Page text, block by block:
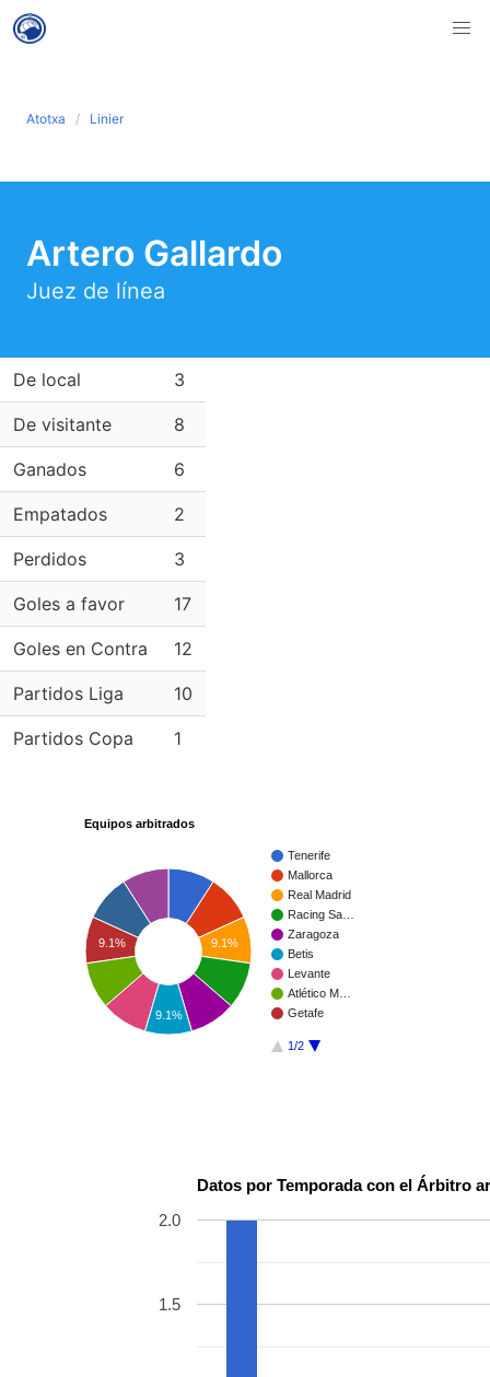
Atotxa Linier
Artero Gallardo
Juez de línea
De local 3
De visitante 8
Ganados 6
Empatados 2
Perdidos 3
Goles a favor 17
Goles en Contra 12
Partidos Liga 10
Partidos Copa 1
Equipos arbitrados
Tenerife
Mallorca
Real Madrid
Racing Sa…
Zaragoza
Betis
Levante
Atlético M…
Getafe
1/2
9.1%
9.1%
9.1%
Datos por Temporada con el Árbitro
1.5
2.0